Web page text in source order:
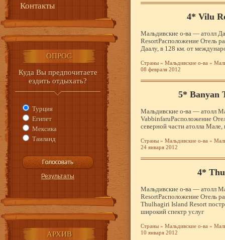
Контакты
ОПРОС
Куда Вы предпочитаете
ездить отдыхать?
Турция
Египет
Мексика
Таиланд
АРХИВ
4* Vilu
Мальдивские о-ва — атолл
ResortРасположение Отель
Даалу, в 128 км. от
Страны » Мальдивские о-ва »
08 февраля 2012
5* Banyan
Мальдивские о-ва — атолл
VabbinfaruРасположение
северной части атолла
Страны » Мальдивские о-ва »
24 января 2012
4*
Мальдивские о-ва — атолл
ResortРасположение Отель
Thulhagiri Island Resort
широкий спектр услуг
Страны » Мальдивские о-ва »
10 января 2012